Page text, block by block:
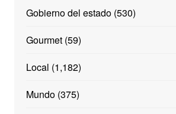
Gobierno del estado(530)
Gourmet(59)
Local (1,182)
Mundo(375)